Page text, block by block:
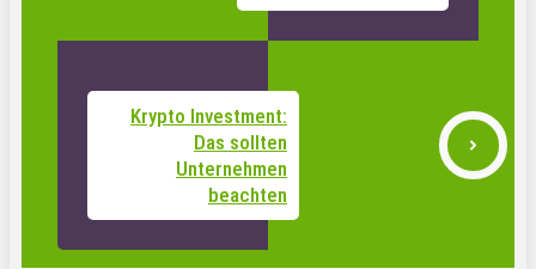
Krypto Investment:
Das sollten
Unternehmen
beachten